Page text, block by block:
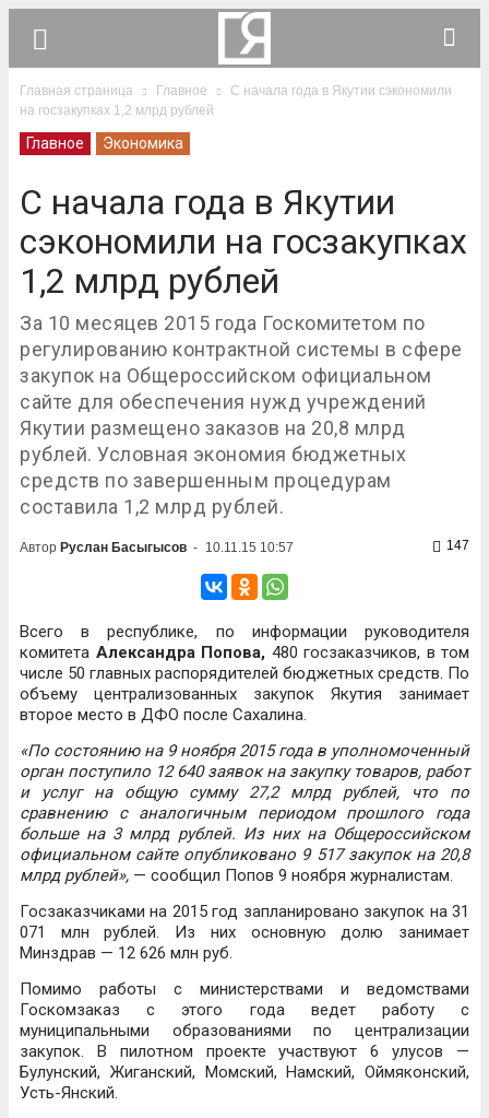
Главная страница Главное
С начала года в Якутии сэкономили
на госзакупках 1,2 млрд рублей
Главное Экономика
С начала года в Якутии
сэкономили на госзакупках
1,2 млрд рублей
За 10 месяцев 2015 года Госкомитетом по
регулированию контрактной системы в сфере
закупок на Общероссийском официальном
сайте для обеспечения нужд учреждений
Якутии размещено заказов на 20,8 млрд
рублей. Условная экономия бюджетных
средств по завершенным процедурам
составила 1,2 млрд рублей.
Автор Руслан Басыгысов - 10.11.15 10:57 147
Всего в республике, по информации руководителя
комитета Александра Попова, 480 госзаказчиков, в том
числе 50 главных распорядителей бюджетных средств. По
объему централизованных закупок Якутия занимает
второе место в ДФО после Сахалина.
«По состоянию на 9 ноября 2015 года в уполномоченный
орган поступило 12 640 заявок на закупку товаров, работ
и услуг на общую сумму 27,2 млрд рублей, что по
сравнению с аналогичным периодом прошлого года
больше на 3 млрд рублей. Из них на Общероссийском
официальном сайте опубликовано 9 517 закупок на 20,8
млрд рублей», — сообщил Попов 9 ноября журналистам.
Госзаказчиками на 2015 год запланировано закупок на 31
071 млн рублей. Из них основную долю занимает
Минздрав — 12 626 млн руб.
Помимо работы с министерствами и ведомствами
Госкомзаказ с этого года ведет работу с
муниципальными образованиями по централизации
закупок. В пилотном проекте участвуют 6 улусов —
Булунский, Жиганский, Момский, Намский, Оймяконский,
Усть-Янский.